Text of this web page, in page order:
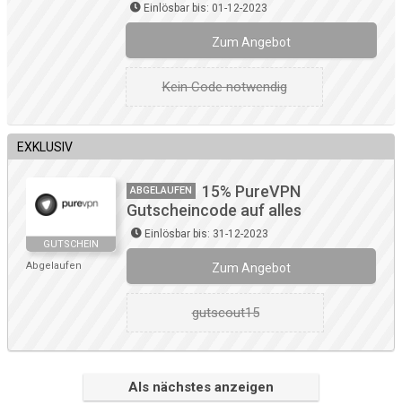
Einlösbar bis: 01-12-2023
Zum Angebot
Kein Code notwendig
EXKLUSIV
GUTSCHEIN
Abgelaufen
ABGELAUFEN
15% PureVPN
Gutscheincode auf alles
Einlösbar bis: 31-12-2023
Zum Angebot
gutscout15
Als nächstes anzeigen